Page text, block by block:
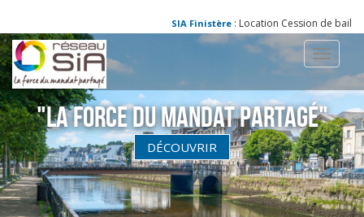
SIA Finistère: Location Cession de bail
Toggle
"La Force du Mandat partagé"
DÉCOUVRIR